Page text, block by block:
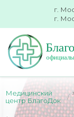
г.
г.
Медицинский
центр БлагоДок